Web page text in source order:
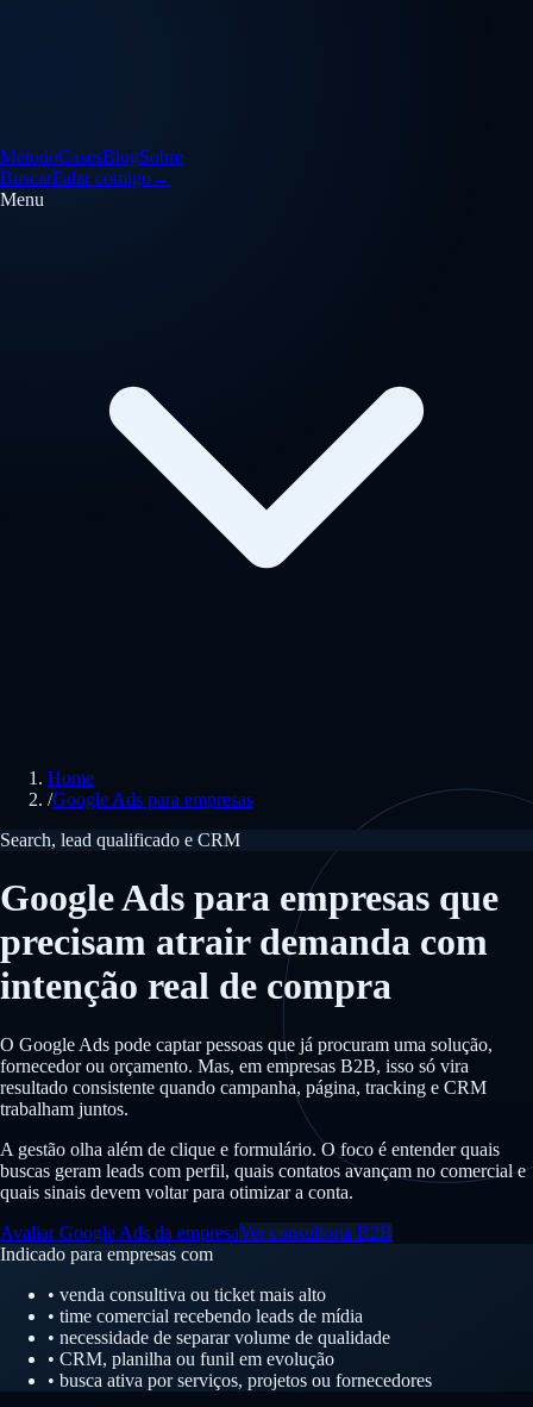
MétodoCasesBlogSobre
BuscarFalar comigo→
Menu
Home
/Google Ads para empresas
Search, lead qualificado e CRM
Google Ads para empresas que
precisam atrair demanda com
intenção real de compra
O Google Ads pode captar pessoas que já procuram uma solução,
fornecedor ou orçamento. Mas, em empresas B2B, isso só vira
resultado consistente quando campanha, página, tracking e CRM
trabalham juntos.
A gestão olha além de clique e formulário. O foco é entender quais
buscas geram leads com perfil, quais contatos avançam no comercial e
quais sinais devem voltar para otimizar a conta.
Avaliar Google Ads da empresaVer consultoria B2B
Indicado para empresas com
• venda consultiva ou ticket mais alto
• time comercial recebendo leads de mídia
• necessidade de separar volume de qualidade
• CRM, planilha ou funil em evolução
• busca ativa por serviços, projetos ou fornecedores